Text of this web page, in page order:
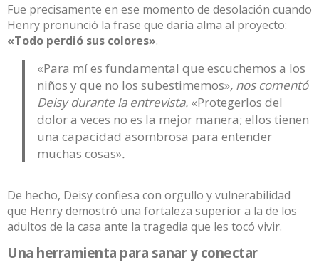
Fue precisamente en ese momento de desolación cuando
Henry pronunció la frase que daría alma al proyecto:
«Todo perdió sus colores».
«Para mí es fundamental que escuchemos a los
niños y que no los subestimemos», nos comentó
Deisy durante la entrevista. «Protegerlos del
dolor a veces no es la mejor manera; ellos tienen
una capacidad asombrosa para entender
muchas cosas».
De hecho, Deisy confiesa con orgullo y vulnerabilidad
que Henry demostró una fortaleza superior a la de los
adultos de la casa ante la tragedia que les tocó vivir.
Una herramienta para sanar y conectar